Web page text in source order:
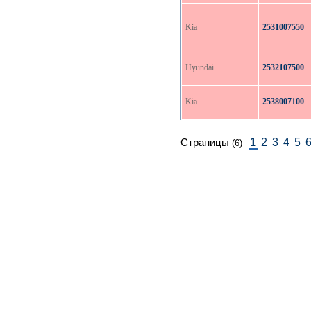
Kia 2531007550
Hyundai 2532107500
Kia 2538007100
Страницы (6) 1 2 3 4 5 6